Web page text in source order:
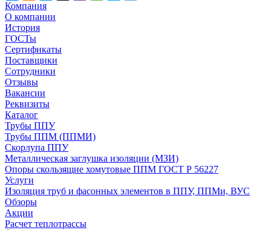
Компания
О компании
История
ГОСТы
Сертификаты
Поставщики
Сотрудники
Отзывы
Вакансии
Реквизиты
Каталог
Трубы ППУ
Трубы ППМ (ППМИ)
Скорлупа ППУ
Металлическая заглушка изоляции (МЗИ)
Опоры скользящие хомутовые ППМ ГОСТ Р 56227
Услуги
Изоляция труб и фасонных элементов в ППУ, ППМи, ВУС
Обзоры
Акции
Расчет теплотрассы